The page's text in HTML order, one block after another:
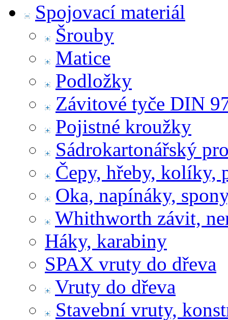
Spojovací materiál
Šrouby
Matice
Podložky
Závitové tyče DIN
Pojistné kroužky
Sádrokartonářský
Čepy, hřeby, kolíky,
Oka, napínáky,
Whithworth závit,
Háky, karabiny
SPAX vruty do dřeva
Vruty do dřeva
Stavební vruty,